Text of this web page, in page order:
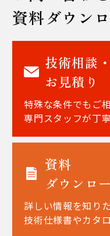
資料ダウン
技術相談・
お見積り
特殊な条件でもご
専門スタッフが丁
資料
ダウンロ
詳しい情報を知り
技術仕様書やカタ